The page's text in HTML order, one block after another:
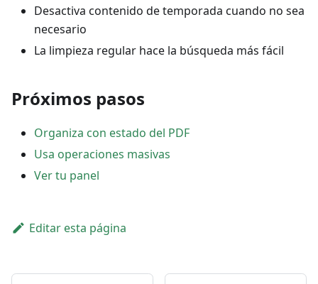
Desactiva contenido de temporada cuando no sea
necesario
La limpieza regular hace la búsqueda más fácil
Próximos pasos
Organiza con estado del PDF
Usa operaciones masivas
Ver tu panel
Editar esta página